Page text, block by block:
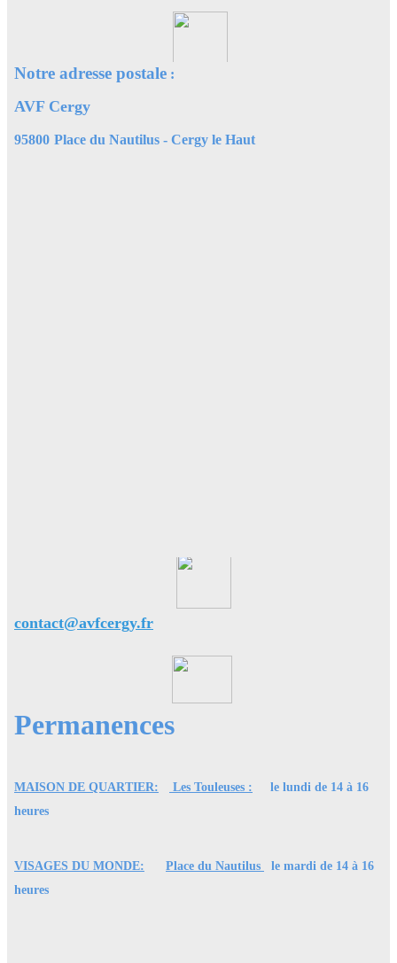
Notre adresse postale :
AVF Cergy
95800 Place du Nautilus - Cergy le Haut
contact@avfcergy.fr
Permanences
MAISON DE QUARTIER: Les Touleuses :
le lundi de 14 à 16
heures
VISAGES DU MONDE: Place du Nautilus
le mardi de 14 à 16
heures